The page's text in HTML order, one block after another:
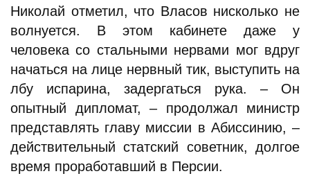
Николай отметил, что Власов нисколько не
волнуется. В этом кабинете даже у
человека со стальными нервами мог вдруг
начаться на лице нервный тик, выступить на
лбу испарина, задергаться рука. – Он
опытный дипломат, – продолжал министр
представлять главу миссии в Абиссинию, –
действительный статский советник, долгое
время проработавший в Персии.